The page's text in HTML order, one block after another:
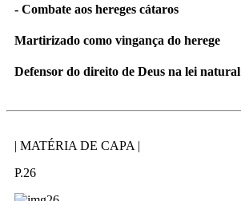
- Combate aos hereges cátaros
Martirizado como vingança do herege
Defensor do direito de Deus na lei natural
| MATÉRIA DE CAPA |
P.26